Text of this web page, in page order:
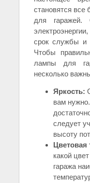
становятся
для гаражей.
срок службы и
Чтобы
лампы для
несколько
Яркость:
вам
следует
высоту
Цветовая
какой
гаража